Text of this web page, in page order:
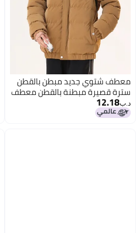
معطف شتوي جديد مبطن بالقطن
سترة قصيرة مبطنة بالقطن معطف
فضفاض للخبز
د.ب‏12.18